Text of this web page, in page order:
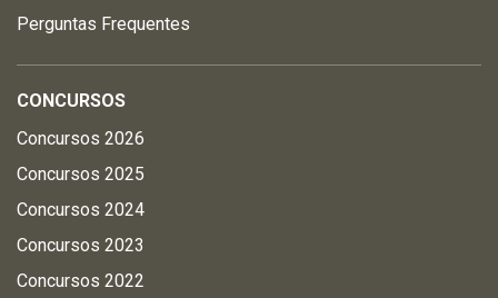
Perguntas Frequentes
CONCURSOS
Concursos 2026
Concursos 2025
Concursos 2024
Concursos 2023
Concursos 2022